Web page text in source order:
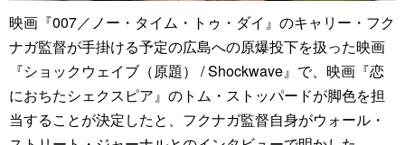
映画『007／ノー・タイム・トゥ・ダイ』のキャリー・フク
ナガ監督が手掛ける予定の広島への原爆投下を扱った映画
『ショックウェイブ（原題） / Shockwave』で、映画『恋
におちたシェクスピア』のトム・ストッパードが脚色を担
当することが決定したと、フクナガ監督自身がウォール・